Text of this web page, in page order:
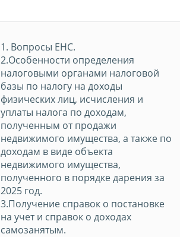
1. Вопросы ЕНС.
2.Особенности определения
налоговыми органами налоговой
базы по налогу на доходы
физических лиц, исчисления и
уплаты налога по доходам,
полученным от продажи
недвижимого имущества, а также по
доходам в виде объекта
недвижимого имущества,
полученного в порядке дарения за
2025 год.
3.Получение справок о постановке
на учет и справок о доходах
самозанятым.